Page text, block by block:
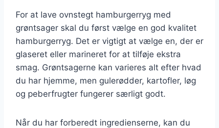
For at lave ovnstegt hamburgerryg med
grøntsager skal du først vælge en god kvalitet
hamburgerryg. Det er vigtigt at vælge en, der er
glaseret eller marineret for at tilføje ekstra
smag. Grøntsagerne kan varieres alt efter hvad
du har hjemme, men gulerødder, kartofler, løg
og peberfrugter fungerer særligt godt.
Når du har forberedt ingredienserne, kan du